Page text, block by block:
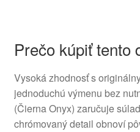
Prečo kúpiť tento
Vysoká zhodnosť s
jednoduchú výmenu bez
(Čierna Onyx) zaručuje
chrómovaný detail obnoví